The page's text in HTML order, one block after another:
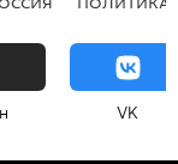
VK